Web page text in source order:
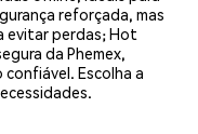
reforçada, mas
evitar perdas; Hot
da Phemex,
Escolha a